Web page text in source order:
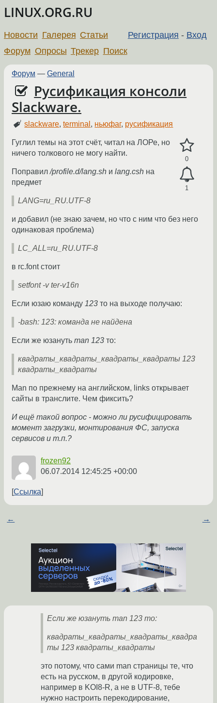
LINUX.ORG.RU
Регистрация - Вход
Новости Галерея Статьи
Форум Опросы Трекер Поиск
Форум — General
Русификация консоли
Slackware.
slackware,terminal , ньюфаг, русификация
0
1
Гуглил темы на этот счёт, читал на ЛОРе, но
ничего толкового не могу найти.
Поправил/profile.d/lang.sh и lang.csh на
предмет
LANG=ru_RU.UTF-8
и добавил (не знаю зачем, но что с ним что без него
одинаковая проблема)
LC_ALL=ru_RU.UTF-8
в rc.font стоит
setfont -v ter-v16n
Если юзаю команду 123 то на выходе получаю:
-bash: 123: команда не найдена
Если же юзануть man 123 то:
квадраты_квадраты_квадраты_квадраты 123
квадраты_квадраты
Man по прежнему на английском, links открывает
сайты в транслите. Чем фиксить?
И ещё такой вопрос - можно ли русифицировать
момент загрузки, монтирования ФС, запуска
сервисов и т.п.?
frozen92
06.07.2014 12:45:25 +00:00
Ссылка
← →
Если же юзануть man 123 то:
квадраты_квадраты_квадраты_квадра
ты 123 квадраты_квадраты
это потому, что сами man страницы те, что
есть на русском, в другой кодировке,
например в KOI8-R, а не в UTF-8, тебе
нужно настроить перекодирование,